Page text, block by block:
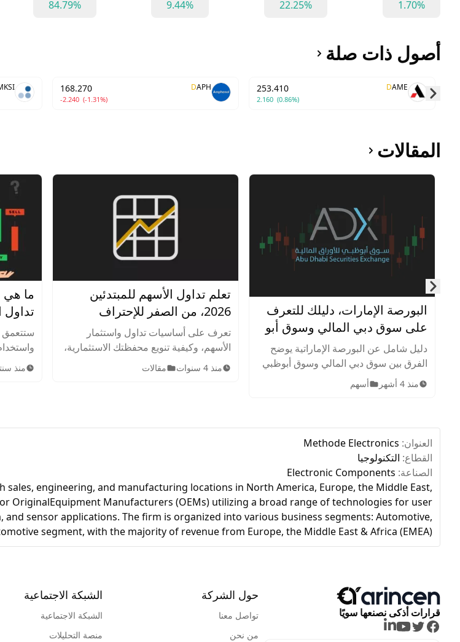
1.70%
22.25%
9.44%
84.79%
أصول ذات صلة
AME
D
253.410
2.160 (0.86%)
APH
D
168.270
-2.240 (-1.31%)
المقالات
البورصة الإمارات، دليلك للتعرف
على سوق دبي المالي وسوق أبو
ظبي للأوراق المالية
دليل شامل عن البورصة الإماراتية يوضح
الفرق بين سوق دبي المالي وسوق أبوظبي
للأوراق المالية، أهم الشركات المدرجة،
الأصول المتاحة، ساعات التداول، وخطوات
منذ 4 أشهر أسهم
تعلم تداول الأسهم للمبتدئين
2026، من الصفر للإحتراف
تعرف على أساسيات تداول واستثمار
الأسهم، وكيفية تنويع محفظتك الاستثمارية،
وإدارة المخاطر بذكاء. اكتشف أهم
الاستراتيجيات والنصائح لتحقيق النجاح في
منذ 4 سنوات مقالات
ما هي
تداول
ستتعمق
منذ
Skip to next slide page
العنوان: Methode Electronics
القطاع: التكنولوجيا
الصناعة: Electronic Components
engineering, and manufacturing locations in North America, Europe, the Middle East,
OriginalEquipment Manufacturers (OEMs) utilizing a broad range of technologies for user
sensor applications. The firm is organized into various business segments: Automotive,
segment, with the majority of revenue from Europe, the Middle East & Africa (EMEA).
قرارات أذكى نصنعها سويًا
Facebook
Twitter
Youtube
LinkedIn
حول الشركة
تواصل معنا
من نحن
الشبكة الاجتماعية
الشبكة الاجتماعية
منصة التحليلات